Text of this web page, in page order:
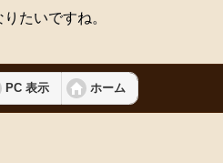
たいですね。
PC 表示 ホーム